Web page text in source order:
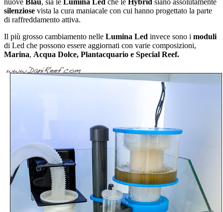
silenziose vista la cura maniacale con cui hanno progettato la parte
di raffreddamento attiva.
Il più grosso cambiamento nelle Lumina Led invece sono i moduli
di Led che possono essere aggiornati con varie composizioni,
Marina, Acqua Dolce, Plantacquario e Special Reef.